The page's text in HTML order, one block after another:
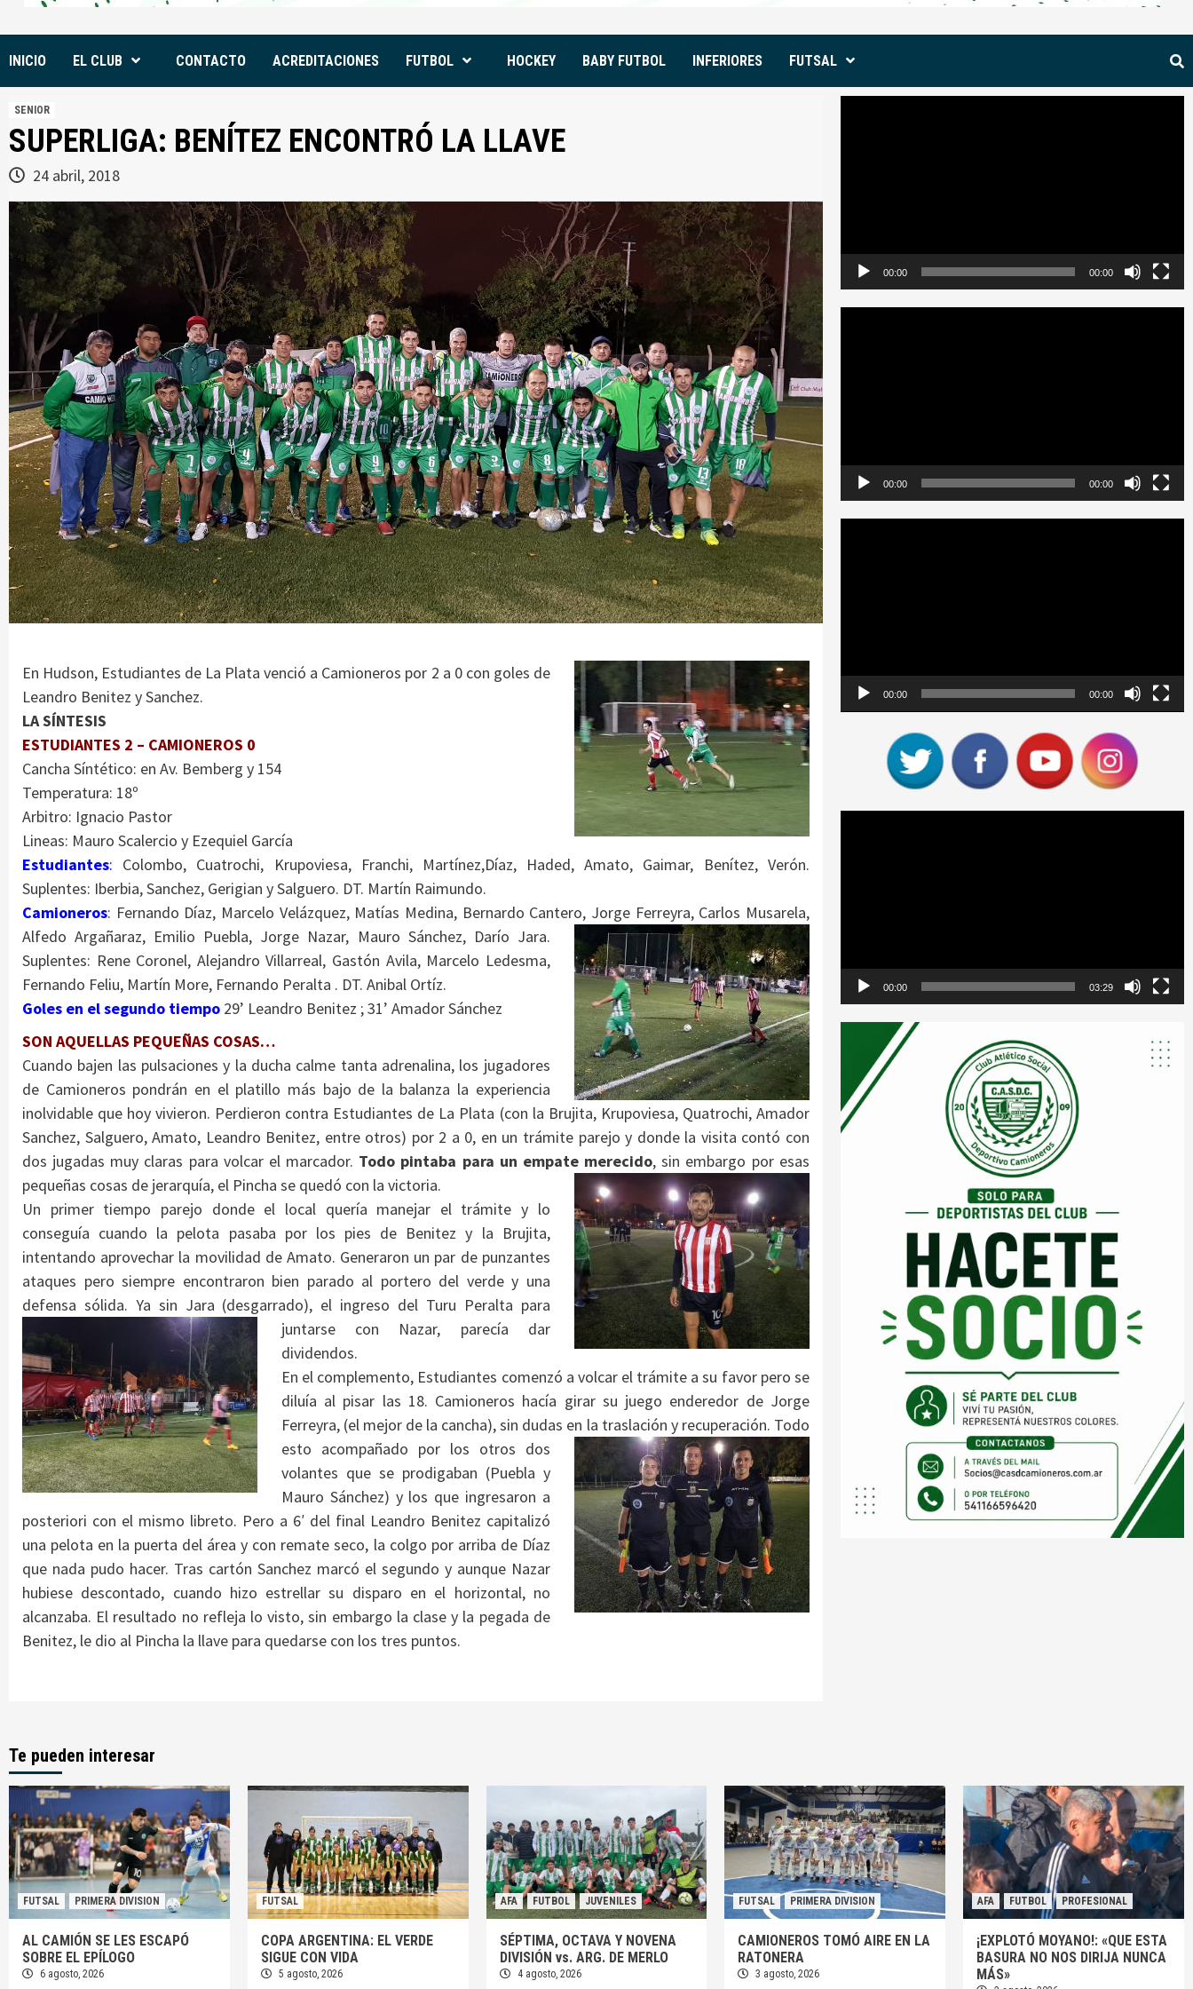
INICIO EL CLUB CONTACTO ACREDITACIONES FUTBOL HOCKEY BABY FUTBOL INFERIORES FUTSAL
SENIOR
SUPERLIGA: BENÍTEZ ENCONTRÓ LA LLAVE
24 abril, 2018
En Hudson, Estudiantes de La Plata venció a Camioneros por 2 a 0 con goles de
Leandro Benitez y Sanchez.
LA SÍNTESIS
ESTUDIANTES 2 – CAMIONEROS 0
Cancha Síntético: en Av. Bemberg y 154
Temperatura: 18º
Arbitro: Ignacio Pastor
Lineas: Mauro Scalercio y Ezequiel García
Estudiantes: Colombo, Cuatrochi, Krupoviesa, Franchi, Martínez,Díaz, Haded, Amato, Gaimar, Benítez, Verón.
Suplentes: Iberbia, Sanchez, Gerigian y Salguero. DT. Martín Raimundo.
Camioneros: Fernando Díaz, Marcelo Velázquez, Matías Medina, Bernardo Cantero, Jorge Ferreyra, Carlos Musarela,
Alfedo Argañaraz, Emilio Puebla, Jorge Nazar, Mauro Sánchez, Darío Jara.
Suplentes: Rene Coronel, Alejandro Villarreal, Gastón Avila, Marcelo Ledesma,
Fernando Feliu, Martín More, Fernando Peralta . DT. Anibal Ortíz.
Goles en el segundo tiempo 29’ Leandro Benitez ; 31’ Amador Sánchez
SON AQUELLAS PEQUEÑAS COSAS…
Cuando bajen las pulsaciones y la ducha calme tanta adrenalina, los jugadores
de Camioneros pondrán en el platillo más bajo de la balanza la experiencia
inolvidable que hoy vivieron. Perdieron contra Estudiantes de La Plata (con la Brujita, Krupoviesa, Quatrochi, Amador
Sanchez, Salguero, Amato, Leandro Benitez, entre otros) por 2 a 0, en un trámite parejo y donde la visita contó con
dos jugadas muy claras para volcar el marcador. Todo pintaba para un empate merecido, sin embargo por esas
pequeñas cosas de jerarquía, el Pincha se quedó con la victoria.
Un primer tiempo parejo donde el local quería manejar el trámite y lo
conseguía cuando la pelota pasaba por los pies de Benitez y la Brujita,
intentando aprovechar la movilidad de Amato. Generaron un par de punzantes
ataques pero siempre encontraron bien parado al portero del verde y una
defensa sólida. Ya sin Jara (desgarrado), el ingreso del Turu Peralta para
juntarse con Nazar, parecía dar
dividendos.
En el complemento, Estudiantes comenzó a volcar el trámite a su favor pero se
diluía al pisar las 18. Camioneros hacía girar su juego enderedor de Jorge
Ferreyra, (el mejor de la cancha), sin dudas en la traslación y recuperación. Todo
esto acompañado por los otros dos
volantes que se prodigaban (Puebla y
Mauro Sánchez) y los que ingresaron a
posteriori con el mismo libreto. Pero a 6′ del final Leandro Benitez capitalizó
una pelota en la puerta del área y con remate seco, la colgo por arriba de Díaz
que nada pudo hacer. Tras cartón Sanchez marcó el segundo y aunque Nazar
hubiese descontado, cuando hizo estrellar su disparo en el horizontal, no
alcanzaba. El resultado no refleja lo visto, sin embargo la clase y la pegada de
Benitez, le dio al Pincha la llave para quedarse con los tres puntos.
00:00 00:00
00:00 00:00
00:00 00:00
00:00 03:29
Te pueden interesar
FUTSAL PRIMERA DIVISION
AL CAMIÓN SE LES ESCAPÓ
SOBRE EL EPÍLOGO
6 agosto, 2026
FUTSAL
COPA ARGENTINA: EL VERDE
SIGUE CON VIDA
5 agosto, 2026
AFA FUTBOL JUVENILES
SÉPTIMA, OCTAVA Y NOVENA
DIVISIÓN vs. ARG. DE MERLO
4 agosto, 2026
FUTSAL PRIMERA DIVISION
CAMIONEROS TOMÓ AIRE EN LA
RATONERA
3 agosto, 2026
AFA FUTBOL PROFESIONAL
¡EXPLOTÓ MOYANO!: «QUE ESTA
BASURA NO NOS DIRIJA NUNCA
MÁS»